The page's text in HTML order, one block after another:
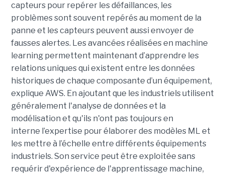
capteurs pour repérer les défaillances, les
problèmes sont souvent repérés au moment de la
panne et les capteurs peuvent aussi envoyer de
fausses alertes. Les avancées réalisées en machine
learning permettent maintenant d’apprendre les
relations uniques qui existent entre les données
historiques de chaque composante d’un équipement,
explique AWS. En ajoutant que les industriels utilisent
généralement l'analyse de données et la
modélisation et qu'ils n'ont pas toujours en
interne l’expertise pour élaborer des modèles ML et
les mettre à l’échelle entre différents équipements
industriels. Son service peut être exploitée sans
requérir d'expérience de l'apprentissage machine,